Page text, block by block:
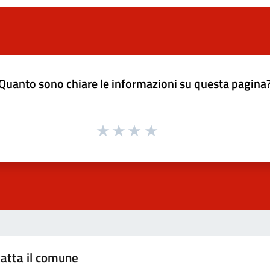
sono chiare le informazioni su questa
il comune